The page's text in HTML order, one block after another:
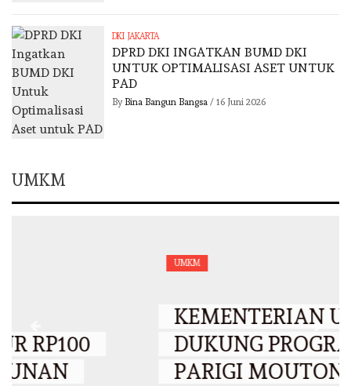
DKI JAKARTA
DPRD DKI INGATKAN BUMD DKI
UNTUK OPTIMALISASI ASET UNTUK
PAD
By Bina Bangun Bangsa/ 16 Juni 2026
UMKM
KEMENTERIAN UMKM SIAP
DUKUNG PROGRAM BUPATI
PARIGI MOUTONG